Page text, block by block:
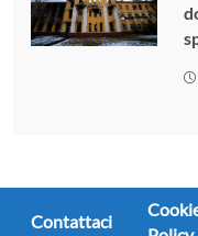
Contattaci